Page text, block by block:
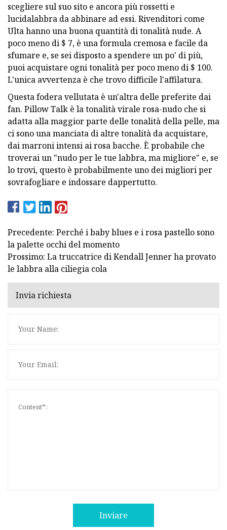
scegliere sul suo sito e ancora più rossetti e
lucidalabbra da abbinare ad essi. Rivenditori come
Ulta hanno una buona quantità di tonalità nude. A
poco meno di $ 7, è una formula cremosa e facile da
sfumare e, se sei disposto a spendere un po' di più,
puoi acquistare ogni tonalità per poco meno di $ 100.
L'unica avvertenza è che trovo difficile l'affilatura.
Questa fodera vellutata è un'altra delle preferite dai
fan. Pillow Talk è la tonalità virale rosa-nudo che si
adatta alla maggior parte delle tonalità della pelle, ma
ci sono una manciata di altre tonalità da acquistare,
dai marroni intensi ai rosa bacche. È probabile che
troverai un "nudo per le tue labbra, ma migliore" e, se
lo trovi, questo è probabilmente uno dei migliori per
sovrafogliare e indossare dappertutto.
Precedente: Perché i baby blues e i rosa pastello sono
la palette occhi del momento
Prossimo: La truccatrice di Kendall Jenner ha provato
le labbra alla ciliegia cola
Invia richiesta
Inviare